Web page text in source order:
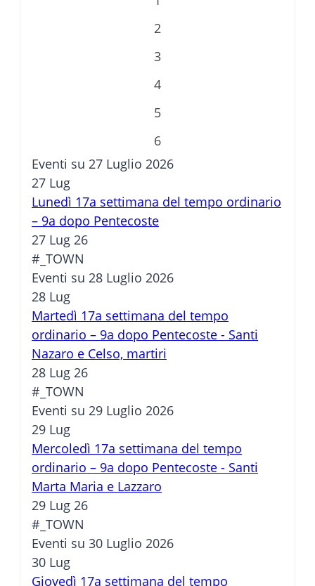
2
3
4
5
6
Eventi su 27 Luglio 2026
27 Lug
Lunedì 17a settimana del tempo ordinario
– 9a dopo Pentecoste
27 Lug 26
#_TOWN
Eventi su 28 Luglio 2026
28 Lug
Martedì 17a settimana del tempo
ordinario – 9a dopo Pentecoste - Santi
Nazaro e Celso, martiri
28 Lug 26
#_TOWN
Eventi su 29 Luglio 2026
29 Lug
Mercoledì 17a settimana del tempo
ordinario – 9a dopo Pentecoste - Santi
Marta Maria e Lazzaro
29 Lug 26
#_TOWN
Eventi su 30 Luglio 2026
30 Lug
Giovedì 17a settimana del tempo